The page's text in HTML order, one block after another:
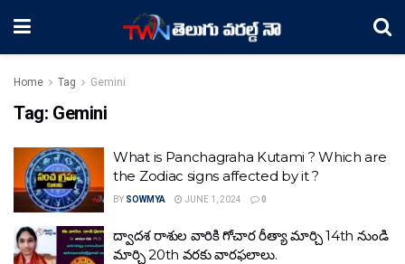
Home Tag Gemini
Tag: Gemini
What is Panchagraha Kutami ? Which are
the Zodiac signs affected by it ?
BY SOWMYA JUNE 1, 2024 0
ద్వాదశ రాశుల వారికి గోచార రీత్యా మార్చి 14th నుండి
మార్చి 20th వరకు వారఫలాలు.